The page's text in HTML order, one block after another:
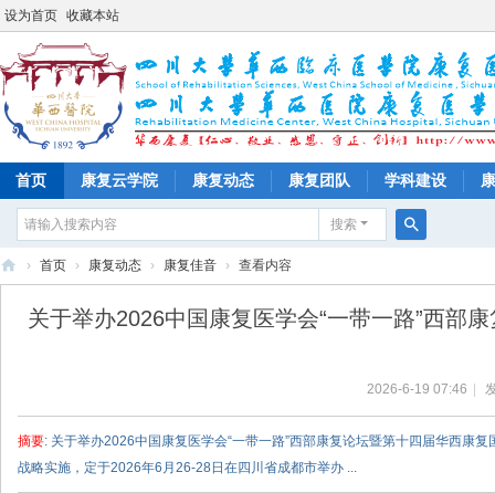
设为首页 收藏本站
首页 康复云学院 康复动态 康复团队 学科建设
搜索
索
› 首页 › 康复动态 › 康复佳音 › 查看内容
关于举办2026中国康复医学会“一带一路”西部
2026-6-19 07:46
摘要: 关于举办2026中国康复医学会“一带一路”西部康复论坛暨第十四届华西康
战略实施，定于2026年6月26-28日在四川省成都市举办 ...